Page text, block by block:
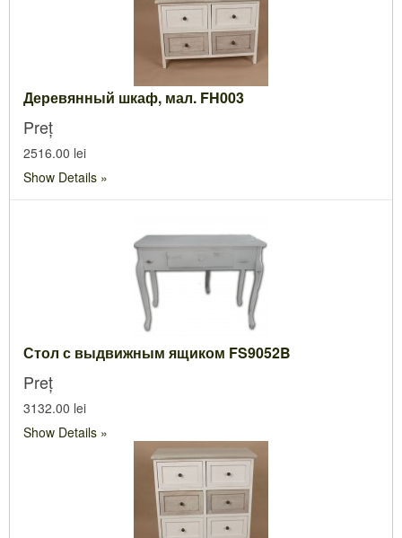
Деревянный шкаф, мал. FH003
Preț
2516.00 lei
Show Details
Стол с выдвижным ящиком FS9052B
Preț
3132.00 lei
Show Details